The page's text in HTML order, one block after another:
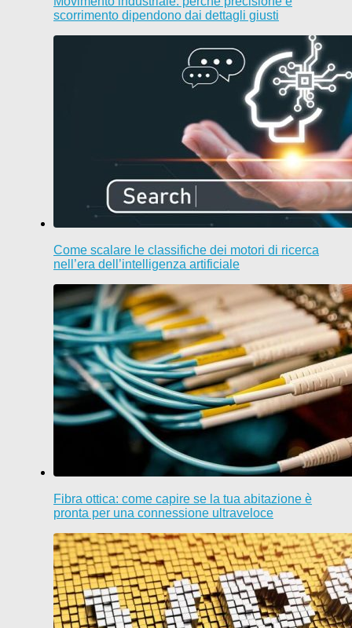
scorrimento dipendono dai dettagli giusti
Come scalare le classifiche dei motori di ricerca
nell’era dell’intelligenza artificiale
Fibra ottica: come capire se la tua abitazione è
pronta per una connessione ultraveloce